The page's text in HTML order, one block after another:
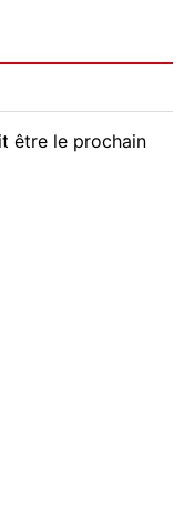
être le prochain